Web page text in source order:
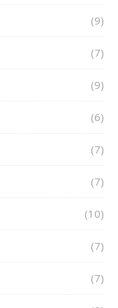
(9)
(7)
(9)
(6)
(7)
(7)
(10)
(7)
(7)